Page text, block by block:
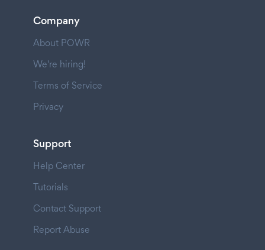
Company
About POWR
We're hiring!
Terms of Service
Privacy
Support
Help Center
Tutorials
Contact Support
Report Abuse